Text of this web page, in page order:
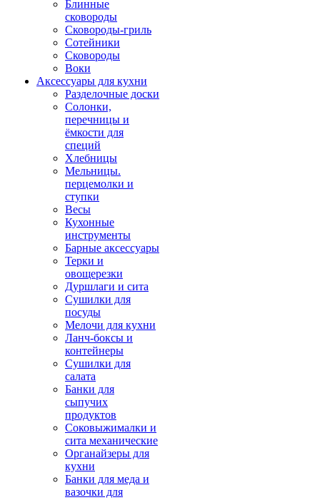
Блинные
сковороды
Сковороды-гриль
Сотейники
Сковороды
Воки
Аксессуары для кухни
Разделочные доски
Солонки,
перечницы и
ёмкости для
специй
Хлебницы
Мельницы.
перцемолки и
ступки
Весы
Кухонные
инструменты
Барные аксессуары
Терки и
овощерезки
Дуршлаги и сита
Сушилки для
посуды
Мелочи для кухни
Ланч-боксы и
контейнеры
Сушилки для
салата
Банки для
сыпучих
продуктов
Соковыжималки и
сита механические
Органайзеры для
кухни
Банки для меда и
вазочки для